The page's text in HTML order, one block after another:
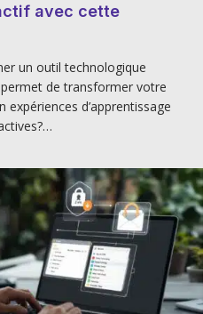
avec cette
un outil technologique
de transformer votre
expériences d’apprentissage